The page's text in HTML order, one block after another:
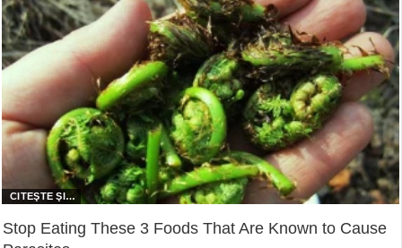
Stop Eating These 3 Foods That Are Known to Cause